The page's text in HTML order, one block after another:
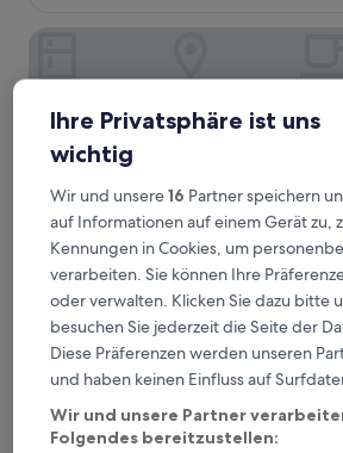
Rezen Proyal Hotel
Rezen Proyal Hotel Ezhangtan
3.0-
Sterne-
Unterkunft
Panyu
Ihre Privatsphäre ist uns
wichtig
Wir und unsere16 Partner speichern
auf Informationen auf einem Gerät zu,
Kennungen in Cookies, um
verarbeiten. Sie können Ihre
oder verwalten. Klicken Sie dazu bitte
besuchen Sie jederzeit die Seite der
Diese Präferenzen werden unseren
und haben keinen Einfluss auf
Wir und unsere Partner
Folgendes bereitzustellen: